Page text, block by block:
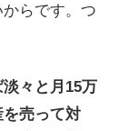
らです。つ
々と月15万
売って対